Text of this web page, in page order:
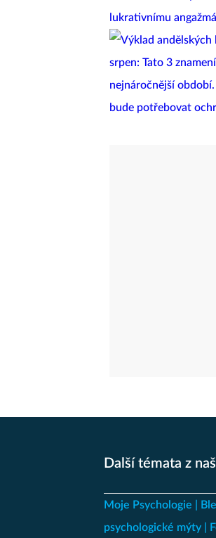
Další témata z
Moje Psychologie
psychologické mýty